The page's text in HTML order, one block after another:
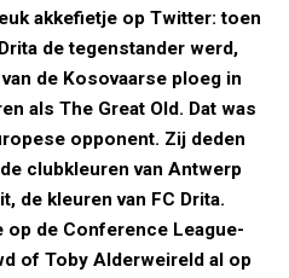
akkefietje op Twitter: toen
de tegenstander werd,
de Kosovaarse ploeg in
als The Great Old. Dat was
opponent. Zij deden
clubkleuren van Antwerp
de kleuren van FC Drita.
de Conference League-
of Toby Alderweireld al op